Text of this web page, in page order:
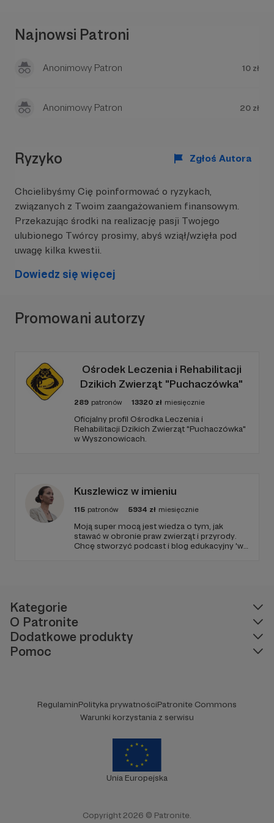
tatran-group.com
Czy naprawdę potrzebujemy aż tak dużo
energii, nawet, gdy jest ona zielona?
Wzmocnienia strukturalne za pomocą
materiałów kompozytowych w budownictwie.
4. INNY PUNKT MYŚLENIA.
Najnowsi Patroni
Anonimowy Patron 10 zł
Anonimowy Patron 20 zł
Ryzyko Zgłoś Autora
Chcielibyśmy Cię poinformować o ryzykach,
związanych z Twoim zaangażowaniem finansowym.
Przekazując środki na realizację pasji Twojego
ulubionego Twórcy prosimy, abyś wziął/wzięła pod
uwagę kilka kwestii.
Dowiedz się więcej
Promowani autorzy
Ośrodek Leczenia i Rehabilitacji
Dzikich Zwierząt "Puchaczówka"
289 patronów 13320 zł miesięcznie
Oficjalny profil Ośrodka Leczenia i
Rehabilitacji Dzikich Zwierząt "Puchaczówka"
w Wyszonowicach.
Kuszlewicz w imieniu
115 patronów 5934 zł miesięcznie
Moją super mocą jest wiedza o tym, jak
stawać w obronie praw zwierząt i przyrody.
Chcę stworzyć podcast i blog edukacyjny 'w
Kategorie
O Patronite
Dodatkowe produkty
Pomoc
RegulaminPolityka prywatnościPatronite Commons
Warunki korzystania z serwisu
Unia Europejska
Copyright 2026 © Patronite.